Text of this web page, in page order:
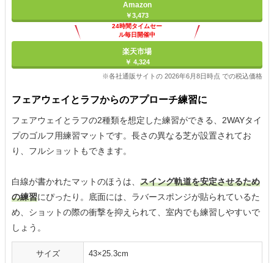
Amazon
￥3,473
24時間タイムセー
ル毎日開催中
楽天市場
￥ 4,324
※各社通販サイトの 2026年6月8日時点 での税込価格
フェアウェイとラフからのアプローチ練習に
フェアウェイとラフの2種類を想定した練習ができる、2WAYタイ
プのゴルフ用練習マットです。長さの異なる芝が設置されてお
り、フルショットもできます。
白線が書かれたマットのほうは、 スイング軌道を安定させるため
の練習にぴったり。底面には、ラバースポンジが貼られているた
め、ショットの際の衝撃を抑えられて、室内でも練習しやすいで
しょう。
サイズ 43×25.3cm